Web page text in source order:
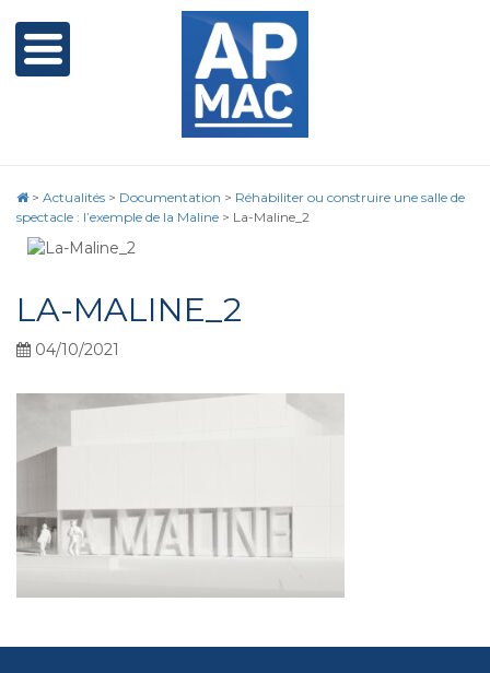
> Actualités > Documentation > Réhabiliter ou construire une salle de
spectacle : l’exemple de la Maline > La-Maline_2
LA-MALINE_2
04/10/2021